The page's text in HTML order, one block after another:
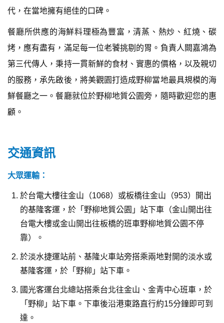
代，在當地擁有絕佳的口碑。
餐廳所供應的海鮮料理極為豐富，清蒸、熱炒、紅燒、碳
烤，應有盡有，滿足每一位老饕挑剔的胃。負責人闕嘉鴻為
第三代傳人，秉持一貫新鮮的食材、實惠的價格，以及親切
的服務，承先啟後，將美觀園打造成野柳當地最具規模的海
鮮餐廳之一。餐廳就位於野柳地質公園旁，隨時歡迎您的惠
顧。
交通資訊
大眾運輸：
於台電大樓往金山（1068）或板橋往金山（953）開出
的基隆客運，於「野柳地質公園」站下車（金山開出往
台電大樓或金山開出往板橋的班車野柳地質公園不停
靠）。
於淡水捷運站前、基隆火車站旁搭乘兩地對開的淡水或
基隆客運，於「野柳」站下車。
國光客運台北總站搭乘台北往金山、金青中心班車，於
「野柳」站下車。下車後沿港東路直行約15分鐘即可到
達。